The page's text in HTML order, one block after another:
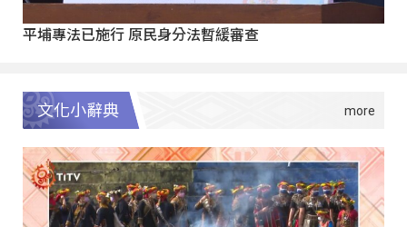
平埔專法已施行 原民身分法暫緩審查
文化小辭典